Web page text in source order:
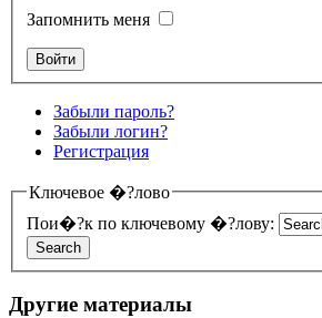
Запомнить меня
Забыли пароль?
Забыли логин?
Регистрация
Ключевое �?лово
Пои�?к по ключевому �?лову:
Другие материалы